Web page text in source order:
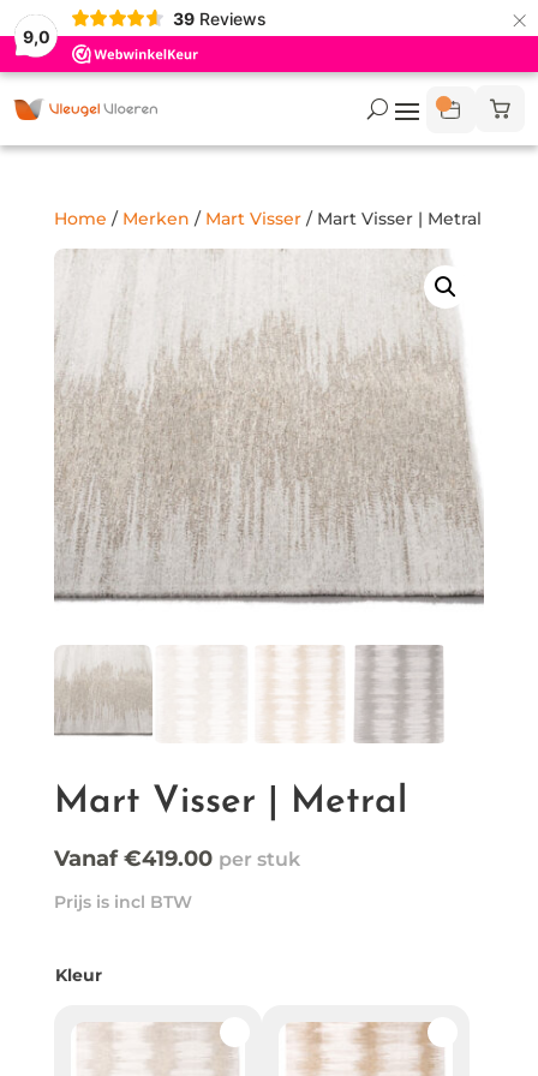
9,0
39 Reviews ×
Home / Merken / Mart Visser/ Mart Visser | Metral
Mart Visser | Metral
Vanaf €419.00
Prijs is incl BTW
Kleur